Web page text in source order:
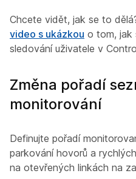
Chcete vidět, jak se to
video s ukázkou o tom, jak
sledování uživatele v
Změna pořadí
monitorování
Definujte pořadí
parkování hovorů a
na otevřených linkách na